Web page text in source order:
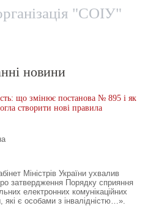
"СОІУ"
новини
що змінює постанова № 895 і як
створити нові правила
Міністрів України ухвалив
затвердження Порядку сприяння
електронних комунікаційних
є особами з інвалідністю…».